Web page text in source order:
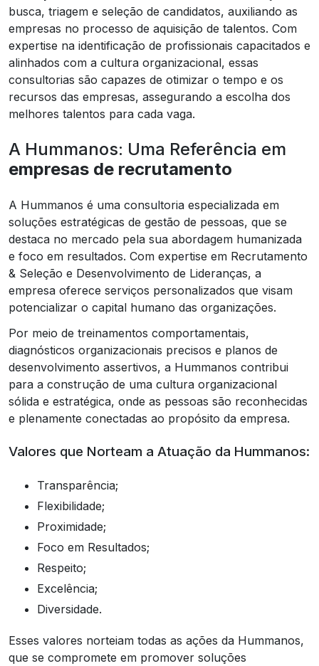
busca, triagem e seleção de candidatos, auxiliando as
empresas no processo de aquisição de talentos. Com
expertise na identificação de profissionais capacitados e
alinhados com a cultura organizacional, essas
consultorias são capazes de otimizar o tempo e os
recursos das empresas, assegurando a escolha dos
melhores talentos para cada vaga.
A Hummanos: Uma Referência em
empresas de recrutamento
A Hummanos é uma consultoria especializada em
soluções estratégicas de gestão de pessoas, que se
destaca no mercado pela sua abordagem humanizada
e foco em resultados. Com expertise em Recrutamento
& Seleção e Desenvolvimento de Lideranças, a
empresa oferece serviços personalizados que visam
potencializar o capital humano das organizações.
Por meio de treinamentos comportamentais,
diagnósticos organizacionais precisos e planos de
desenvolvimento assertivos, a Hummanos contribui
para a construção de uma cultura organizacional
sólida e estratégica, onde as pessoas são reconhecidas
e plenamente conectadas ao propósito da empresa.
Valores que Norteam a Atuação da Hummanos:
Transparência;
Flexibilidade;
Proximidade;
Foco em Resultados;
Respeito;
Excelência;
Diversidade.
Esses valores norteiam todas as ações da Hummanos,
que se compromete em promover soluções